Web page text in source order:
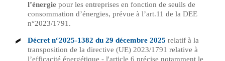
l’énergiepour les entreprises en fonction de seuils de
consommation d’énergies, prévue à l’art.11 de la DEE
n°2023/1791.
Décret n°2025-1382 du 29 décembre 2025 relatif à la
transposition de la directive (UE) 2023/1791 relative à
l’efficacité énergétique - l'article 6 précise notamment le